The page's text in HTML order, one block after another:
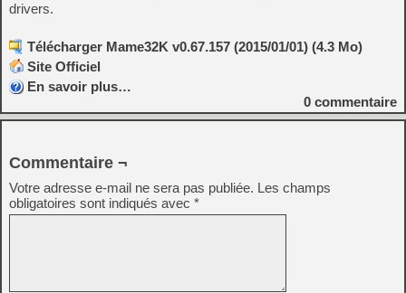
drivers.
Télécharger Mame32K v0.67.157 (2015/01/01) (4.3 Mo)
Site Officiel
En savoir plus…
0 commentaire
Commentaire ¬
Votre adresse e-mail ne sera pas publiée. Les champs
obligatoires sont indiqués avec *